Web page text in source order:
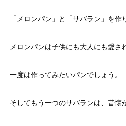
「メロンパン」と「サバラン」を作
メロンパンは子供にも大人にも愛さ
一度は作ってみたいパンでしょう。
そしてもう一つのサバランは、昔懐